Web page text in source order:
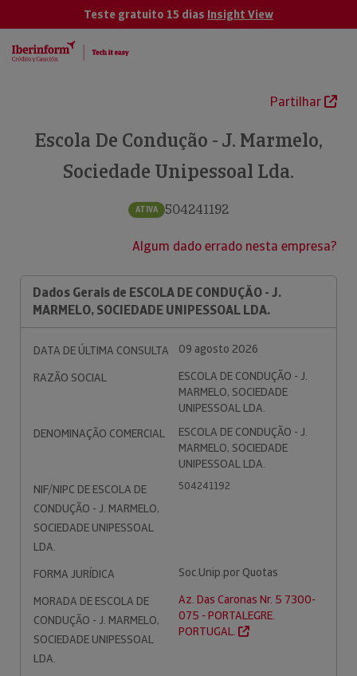
Teste gratuito 15 dias Insight View
Partilhar
Escola De Condução - J. Marmelo,
Sociedade Unipessoal Lda.
ATIVA 504241192
Algum dado errado nesta empresa?
Dados Gerais de ESCOLA DE CONDUÇÃO - J.
MARMELO, SOCIEDADE UNIPESSOAL LDA.
DATA DE ÚLTIMA CONSULTA
09 agosto 2026
RAZÃO SOCIAL
ESCOLA DE CONDUÇÃO - J.
MARMELO, SOCIEDADE
UNIPESSOAL LDA.
DENOMINAÇÃO COMERCIAL
ESCOLA DE CONDUÇÃO - J.
MARMELO, SOCIEDADE
UNIPESSOAL LDA.
NIF/NIPC DE ESCOLA DE
CONDUÇÃO - J. MARMELO,
SOCIEDADE UNIPESSOAL
LDA.
504241192
FORMA JURÍDICA
Soc.Unip.por Quotas
MORADA DE ESCOLA DE
CONDUÇÃO - J. MARMELO,
SOCIEDADE UNIPESSOAL
LDA.
Az. Das Caronas Nr. 5 7300-
075 - PORTALEGRE.
PORTUGAL.